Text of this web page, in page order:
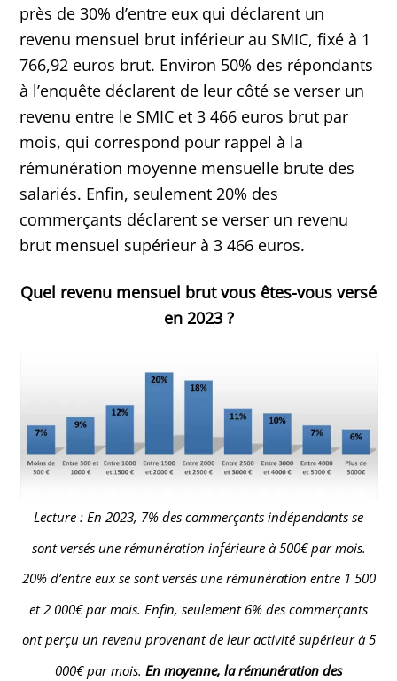
près de 30% d’entre eux qui déclarent un
revenu mensuel brut inférieur au SMIC, fixé à 1
766,92 euros brut. Environ 50% des répondants
à l’enquête déclarent de leur côté se verser un
revenu entre le SMIC et 3 466 euros brut par
mois, qui correspond pour rappel à la
rémunération moyenne mensuelle brute des
salariés. Enfin, seulement 20% des
commerçants déclarent se verser un revenu
brut mensuel supérieur à 3 466 euros.
Quel revenu mensuel brut vous êtes-vous versé
en 2023 ?
Lecture : En 2023, 7% des commerçants indépendants se
sont versés une rémunération inférieure à 500€ par mois.
20% d’entre eux se sont versés une rémunération entre 1 500
et 2 000€ par mois. Enfin, seulement 6% des commerçants
ont perçu un revenu provenant de leur activité supérieur à 5
000€ par mois. En moyenne, la rémunération des